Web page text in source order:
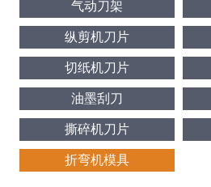
气动刀架
纵剪机刀片
切纸机刀片
油墨刮刀
撕碎机刀片
折弯机模具